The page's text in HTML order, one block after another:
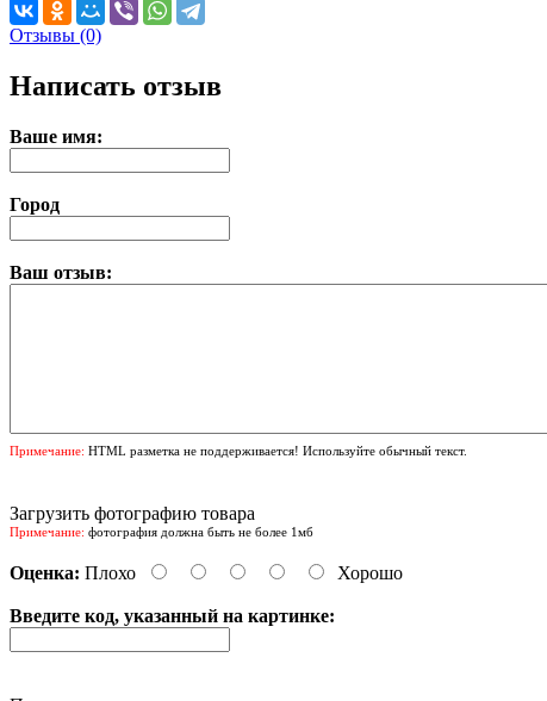
Отзывы (0)
Написать отзыв
Ваше имя:
Город
Ваш отзыв:
Примечание: HTML разметка не поддерживается! Используйте обычный текст.
Загрузить фотографию товара
Примечание: фотография должна быть не более 1мб
Оценка: Плохо Хорошо
Введите код, указанный на картинке: